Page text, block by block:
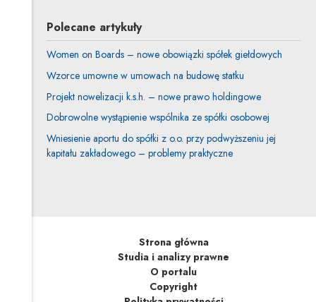
Polecane artykuły
Women on Boards – nowe obowiązki spółek giełdowych
Wzorce umowne w umowach na budowę statku
Projekt nowelizacji k.s.h. – nowe prawo holdingowe
Dobrowolne wystąpienie wspólnika ze spółki osobowej
Wniesienie aportu do spółki z o.o. przy podwyższeniu jej
kapitału zakładowego – problemy praktyczne
Strona główna
Studia i analizy prawne
O portalu
Copyright